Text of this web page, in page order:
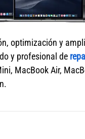
optimización y
y profesional de
MacBook Air,